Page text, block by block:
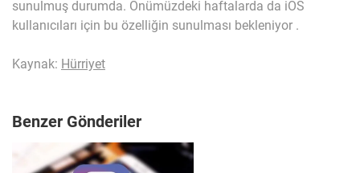
sunulmuş durumda. Önümüzdeki haftalarda da iOS
kullanıcıları için bu özelliğin sunulması bekleniyor .
Kaynak: Hürriyet
Benzer Gönderiler